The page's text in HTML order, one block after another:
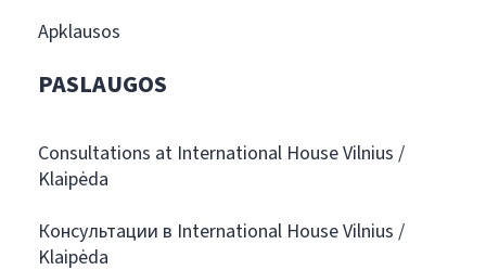
Apklausos
PASLAUGOS
Consultations at International House Vilnius /
Klaipėda
Консультации в International House Vilnius /
Klaipėda